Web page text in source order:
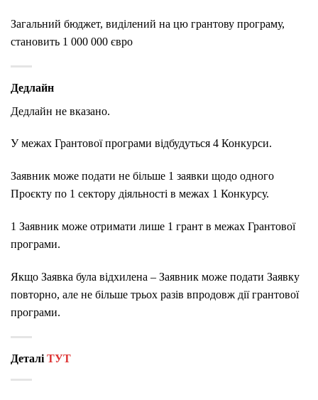
Загальний бюджет, виділений на цю грантову програму,
становить 1 000 000 євро
Дедлайн
Дедлайн не вказано.
У межах Грантової програми відбудуться 4 Конкурси.
Заявник може подати не більше 1 заявки щодо одного
Проєкту по 1 сектору діяльності в межах 1 Конкурсу.
1 Заявник може отримати лише 1 грант в межах Грантової
програми.
Якщо Заявка була відхилена – Заявник може подати Заявку
повторно, але не більше трьох разів впродовж дії грантової
програми.
Деталі ТУТ